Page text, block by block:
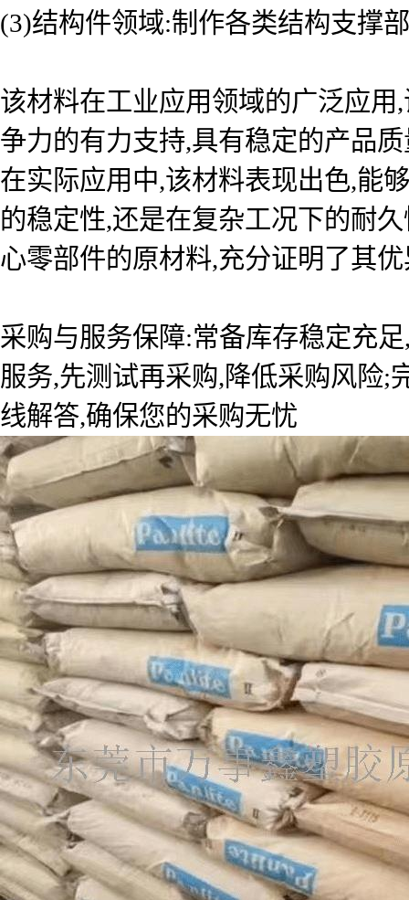
(3)结构件领域:制作各类结构支撑
该材料在工业应用领域的广泛应
争力的有力支持,具有稳定的产品
在实际应用中,该材料表现出色,能
的稳定性,还是在复杂工况下的耐
心零部件的原材料,充分证明了其
采购与服务保障:常备库存稳定充
服务,先测试再采购,降低采购风险;
线解答,确保您的采购无忧